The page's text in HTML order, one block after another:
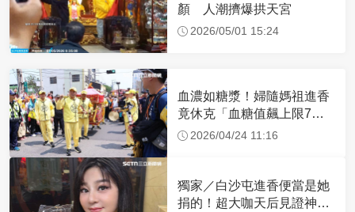
顏 人潮擠爆拱天宮
2026/05/01 15:24
血濃如糖漿！婦隨媽祖進香
竟休克「血糖值飆上限7
倍」 醫曝原因
2026/04/24 11:16
獨家／白沙屯進香便當是她
捐的！超大咖天后見證神